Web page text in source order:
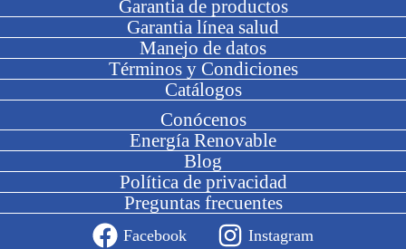
Garantia de productos
Garantia línea salud
Manejo de datos
Términos y Condiciones
Catálogos
Conócenos
Energía Renovable
Blog
Política de privacidad
Preguntas frecuentes
Facebook Instagram